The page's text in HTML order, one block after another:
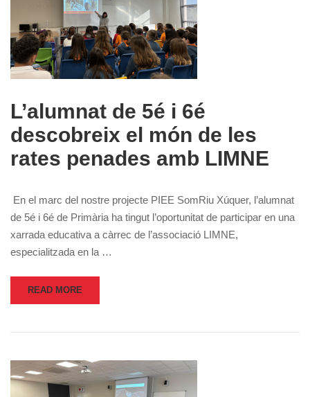
L’alumnat de 5é i 6é
descobreix el món de les
rates penades amb LIMNE
En el marc del nostre projecte PIEE SomRiu Xúquer, l’alumnat
de 5é i 6é de Primària ha tingut l’oportunitat de participar en una
xarrada educativa a càrrec de l’associació LIMNE,
especialitzada en la …
READ MORE